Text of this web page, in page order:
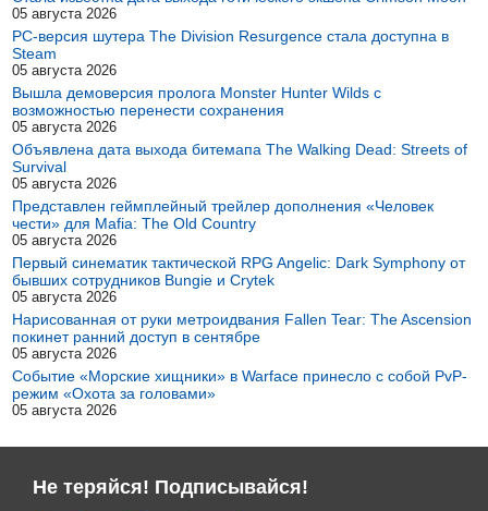
05 августа 2026
PC-версия шутера The Division Resurgence стала доступна в
Steam
05 августа 2026
Вышла демоверсия пролога Monster Hunter Wilds с
возможностью перенести сохранения
05 августа 2026
Объявлена дата выхода битемапа The Walking Dead: Streets of
Survival
05 августа 2026
Представлен геймплейный трейлер дополнения «Человек
чести» для Mafia: The Old Country
05 августа 2026
Первый синематик тактической RPG Angelic: Dark Symphony от
бывших сотрудников Bungie и Crytek
05 августа 2026
Нарисованная от руки метроидвания Fallen Tear: The Ascension
покинет ранний доступ в сентябре
05 августа 2026
Событие «Морские хищники» в Warface принесло с собой PvP-
режим «Охота за головами»
05 августа 2026
Не теряйся! Подписывайся!